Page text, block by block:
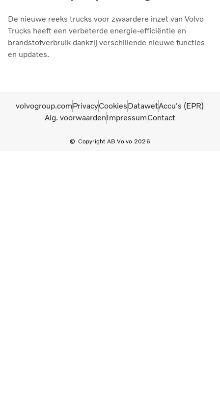
De nieuwe reeks trucks voor zwaardere inzet van Volvo
Trucks heeft een verbeterde energie-efficiëntie en
brandstofverbruik dankzij verschillende nieuwe functies
en updates.
Copyright AB Volvo 2026
volvogroup.comPrivacyCookiesDatawetAccu's (EPR)
Alg. voorwaardenImpressumContact